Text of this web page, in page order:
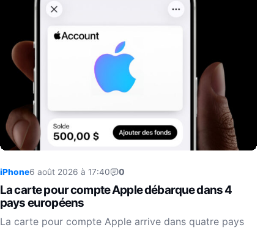
iPhone6 août 2026 à 17:40 0
La carte pour compte Apple débarque dans 4
pays européens
La carte pour compte Apple arrive dans quatre pays